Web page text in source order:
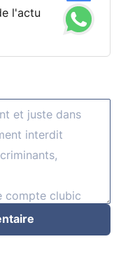
l'actu